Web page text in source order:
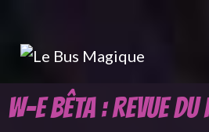
W-E Bêta : Revue